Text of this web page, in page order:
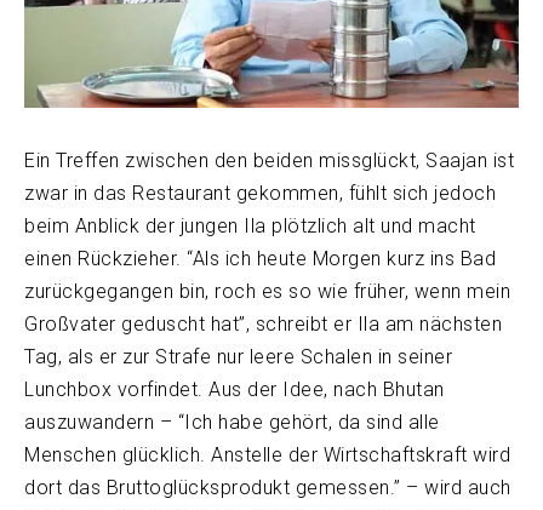
Ein Treffen zwischen den beiden missglückt, Saajan ist
zwar in das Restaurant gekommen, fühlt sich jedoch
beim Anblick der jungen Ila plötzlich alt und macht
einen Rückzieher. “Als ich heute Morgen kurz ins Bad
zurückgegangen bin, roch es so wie früher, wenn mein
Großvater geduscht hat”, schreibt er Ila am nächsten
Tag, als er zur Strafe nur leere Schalen in seiner
Lunchbox vorfindet. Aus der Idee, nach Bhutan
auszuwandern – “Ich habe gehört, da sind alle
Menschen glücklich. Anstelle der Wirtschaftskraft wird
dort das Bruttoglücksprodukt gemessen.” – wird auch